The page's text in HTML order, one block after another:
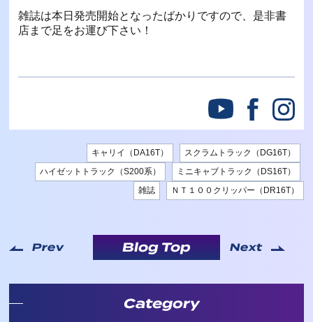
雑誌は本日発売開始となったばかりですので、是非書
店まで足をお運び下さい！
キャリイ（DA16T）
スクラムトラック（DG16T）
ハイゼットトラック（S200系）
ミニキャブトラック（DS16T）
雑誌
ＮＴ１００クリッパー（DR16T）
Prev Blog Top Next
Category